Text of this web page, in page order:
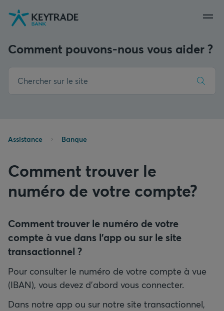
Aller
navigation
Aller
connexion
Aller
au
Comment pouvons-nous vous aider ?
Assistance Banque
Comment trouver le
numéro de votre compte?
Comment trouver le numéro de votre
compte à vue dans l’app ou sur le site
transactionnel ?
Pour consulter le numéro de votre compte à vue
(IBAN), vous devez d'abord vous connecter.
Dans notre app ou sur notre site transactionnel,